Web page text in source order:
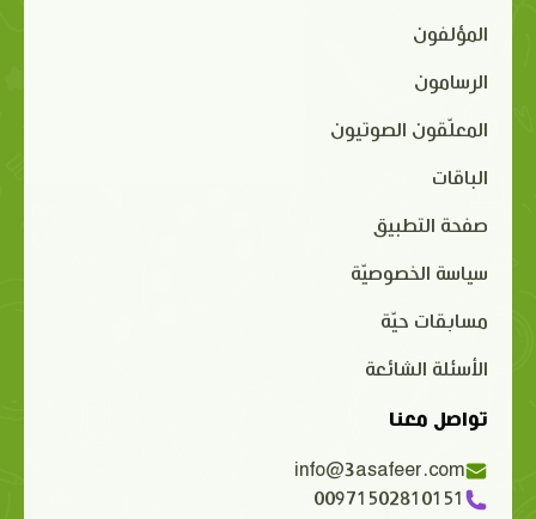
المؤلفون
الرسامون
المعلّقون الصوتيون
الباقات
صفحة التطبيق
سياسة الخصوصيّة
مسابقات حيّة
الأسئلة الشائعة
تواصل معنا
info@3asafeer.com
00971502810151